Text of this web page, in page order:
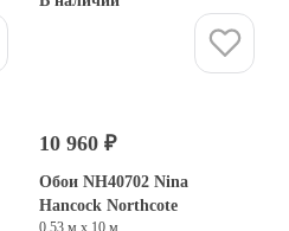
10 960 ₽
Обои NH40702 Nina
Hancock Northcote
0,53 м х 10 м